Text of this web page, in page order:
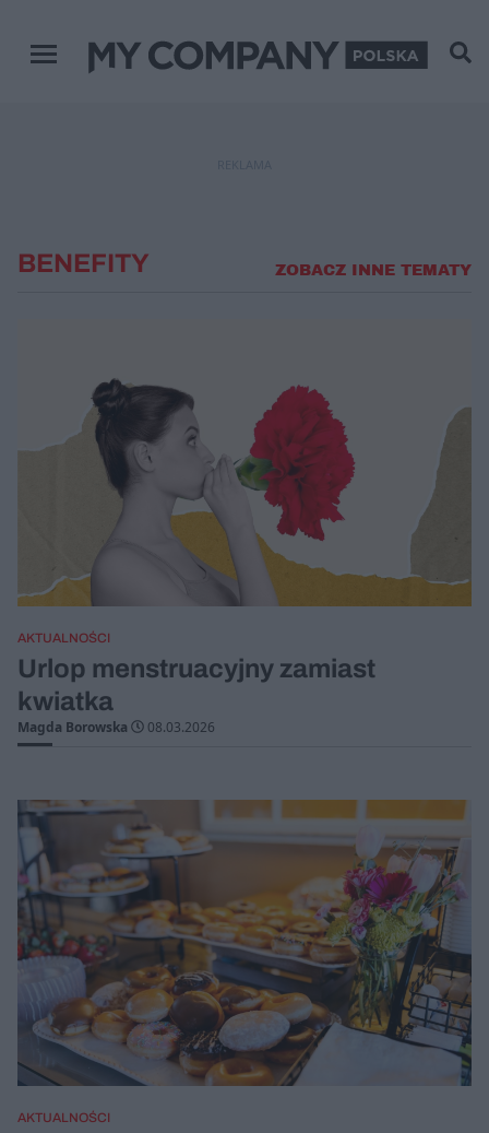
Menu główne
BENEFITY ZOBACZ INNE TEMATY
AKTUALNOŚCI
Urlop menstruacyjny zamiast
kwiatka
Magda Borowska 08.03.2026
AKTUALNOŚCI